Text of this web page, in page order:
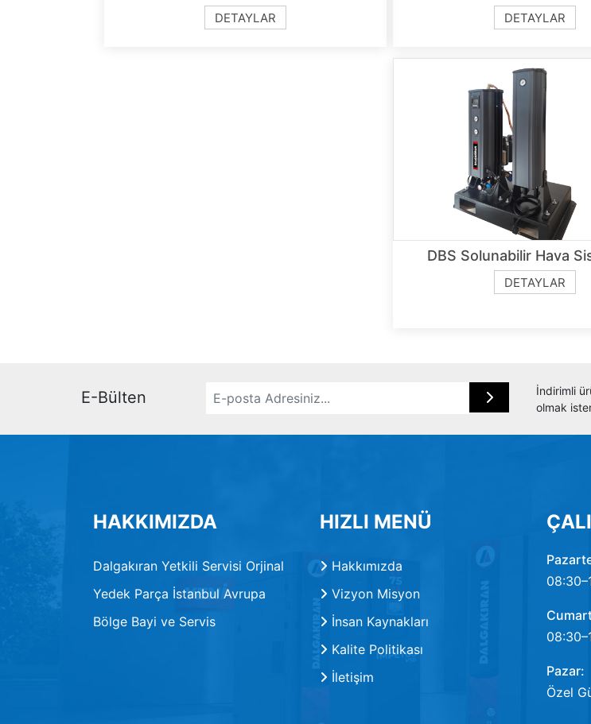
DETAYLAR DETAYLAR
DBS Solunabilir Hava
DETAYLAR
E-Bülten
İndirimli
olmak
HAKKIMIZDA
Dalgakıran Yetkili Servisi Orjinal
Yedek Parça İstanbul Avrupa
Bölge Bayi ve Servis
HIZLI MENÜ
Hakkımızda
Vizyon Misyon
İnsan Kaynakları
Kalite Politikası
İletişim
Pazar:
Özel